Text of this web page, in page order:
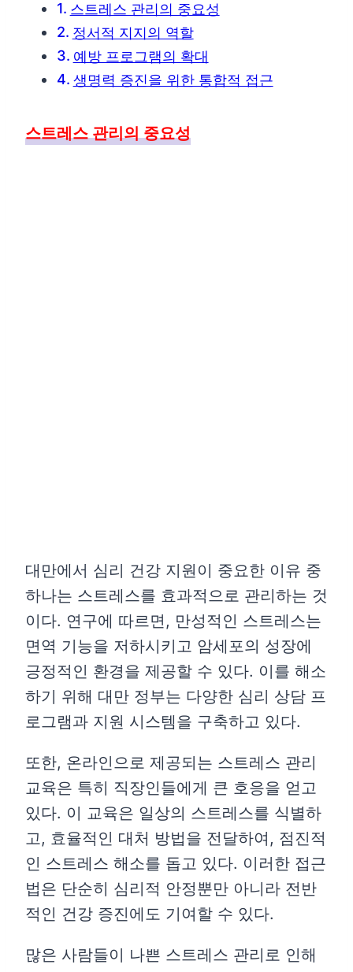
스트레스 관리의 중요성
정서적 지지의 역할
예방 프로그램의 확대
생명력 증진을 위한 통합적 접근
스트레스 관리의 중요성
대만에서 심리 건강 지원이 중요한 이유 중
하나는 스트레스를 효과적으로 관리하는 것
이다. 연구에 따르면, 만성적인 스트레스는
면역 기능을 저하시키고 암세포의 성장에
긍정적인 환경을 제공할 수 있다. 이를 해소
하기 위해 대만 정부는 다양한 심리 상담 프
로그램과 지원 시스템을 구축하고 있다.
또한, 온라인으로 제공되는 스트레스 관리
교육은 특히 직장인들에게 큰 호응을 얻고
있다. 이 교육은 일상의 스트레스를 식별하
고, 효율적인 대처 방법을 전달하여, 점진적
인 스트레스 해소를 돕고 있다. 이러한 접근
법은 단순히 심리적 안정뿐만 아니라 전반
적인 건강 증진에도 기여할 수 있다.
많은 사람들이 나쁜 스트레스 관리로 인해